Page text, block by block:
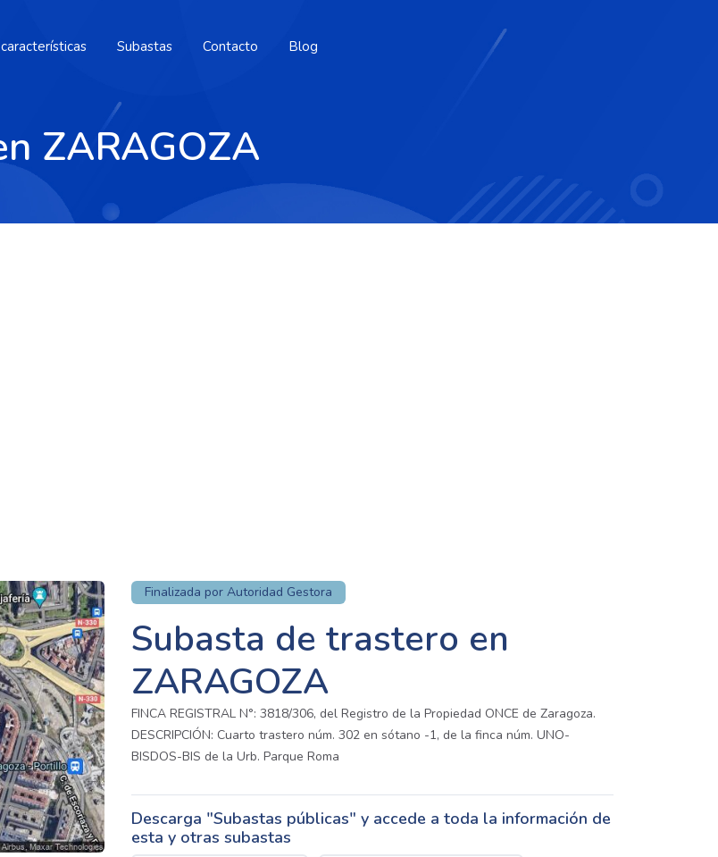
Subastas Contacto Blog
ZARAGOZA
Finalizada por Autoridad Gestora
Subasta de trastero en
ZARAGOZA
FINCA REGISTRAL N°: 3818/306, del Registro de la Propiedad ONCE de Zaragoza.
DESCRIPCIÓN: Cuarto trastero núm. 302 en sótano -1, de la finca núm. UNO-
BISDOS-BIS de la Urb. Parque Roma
Descarga "Subastas públicas" y accede a toda la información de
esta y otras subastas